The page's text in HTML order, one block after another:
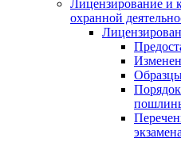
Лицензирование и
охранной
экзамена